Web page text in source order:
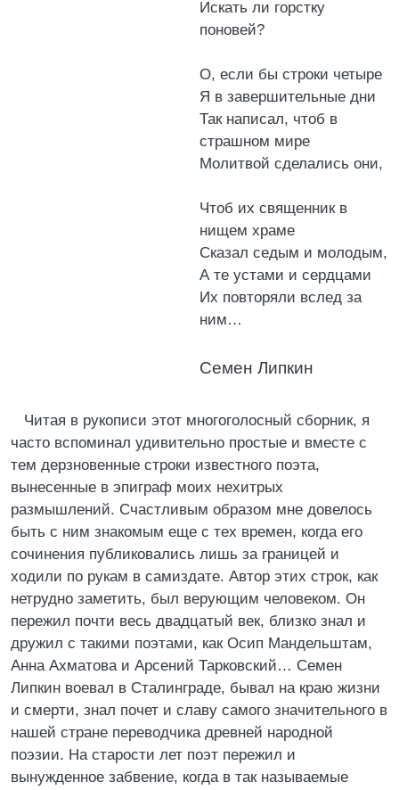
Искать ли горстку
поновей?
О, если бы строки четыре
Я в завершительные дни
Так написал, чтоб в
страшном мире
Молитвой сделались они,
Чтоб их священник в
нищем храме
Сказал седым и молодым,
А те устами и сердцами
Их повторяли вслед за
ним…
Семен Липкин
Читая в рукописи этот многоголосный сборник, я
часто вспоминал удивительно простые и вместе с
тем дерзновенные строки известного поэта,
вынесенные в эпиграф моих нехитрых
размышлений. Счастливым образом мне довелось
быть с ним знакомым еще с тех времен, когда его
сочинения публиковались лишь за границей и
ходили по рукам в самиздате. Автор этих строк, как
нетрудно заметить, был верующим человеком. Он
пережил почти весь двадцатый век, близко знал и
дружил с такими поэтами, как Осип Мандельштам,
Анна Ахматова и Арсений Тарковский… Семен
Липкин воевал в Сталинграде, бывал на краю жизни
и смерти, знал почет и славу самого значительного в
нашей стране переводчика древней народной
поэзии. На старости лет поэт пережил и
вынужденное забвение, когда в так называемые